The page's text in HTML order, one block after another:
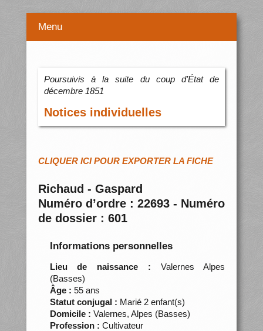
Menu
Poursuivis à la suite du coup d’État de
décembre 1851
Notices individuelles
CLIQUER ICI POUR EXPORTER LA FICHE
Richaud - Gaspard
Numéro d’ordre : 22693 - Numéro
de dossier : 601
Informations personnelles
Lieu de naissance : Valernes Alpes
(Basses)
Âge : 55 ans
Statut conjugal : Marié 2 enfant(s)
Domicile : Valernes, Alpes (Basses)
Profession : Cultivateur